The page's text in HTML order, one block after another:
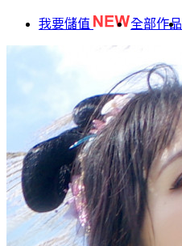
我要儲值 全部作品